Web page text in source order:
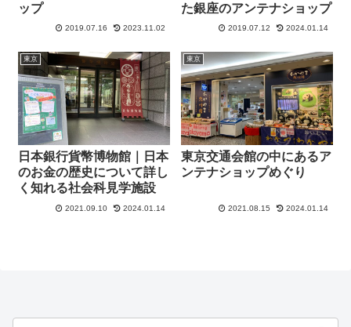
ップ
2019.07.16 2023.11.02
た銀座のアンテナショップ
2019.07.12 2024.01.14
東京
日本銀行貨幣博物館｜日本
のお金の歴史について詳し
く知れる社会科見学施設
2021.09.10 2024.01.14
東京
東京交通会館の中にあるア
ンテナショップめぐり
2021.08.15 2024.01.14